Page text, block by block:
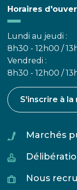
Horaires
Lundi au jeudi :
8h30 - 12h00 /
Vendredi :
8h30 - 12h00 /
S'inscrire à
Marchés
Nous